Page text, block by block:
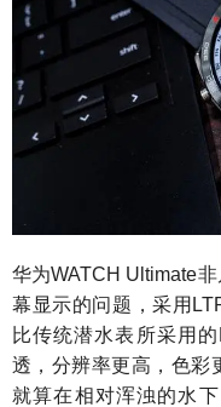
华为WATCH Ultimate
幕显示的问题，采用
比传统潜水表所采用
透，分辨率更高，色彩
就算在相对浑浊的水